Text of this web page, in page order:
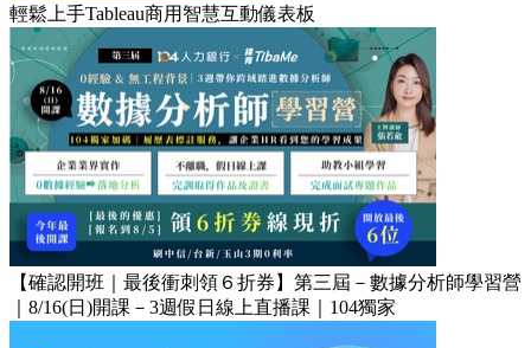
輕鬆上手Tableau商用智慧互動儀表板
【確認開班｜最後衝刺領６折券】第三屆－數據分析師學習營
｜8/16(日)開課－3週假日線上直播課｜104獨家